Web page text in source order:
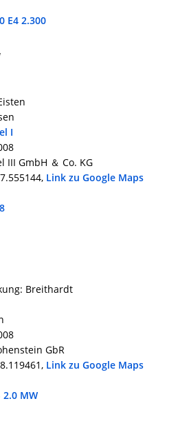
E4 2.300
I
III GmbH ＆ Co. KG
Link zu Google Maps
Breithardt
GbR
Link zu Google Maps
2.0 MW